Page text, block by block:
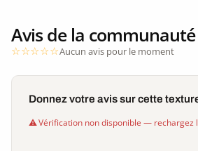
Avis de la communauté
Aucun avis pour le moment
Donnez votre avis sur cette
Vérification non disponible — rechargez